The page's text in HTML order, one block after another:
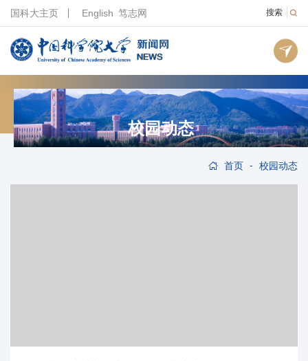
搜索
国科大主页 English 笃志网
校园动态
首页 - 校园动态